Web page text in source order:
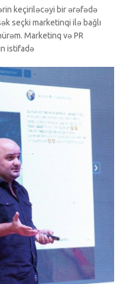
keçiriləcəyi bir ərəfədə
seçki marketinqi ilə bağlı
Marketinq və PR
istifadə